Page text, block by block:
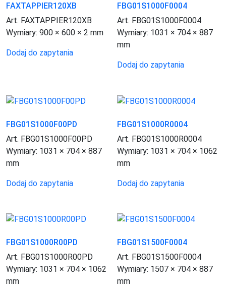
FAXTAPPIER120XB
Art. FAXTAPPIER120XB
Wymiary: 900 × 600 × 2 mm
Dodaj do zapytania
FBG01S1000F0004
Art. FBG01S1000F0004
Wymiary: 1031 × 704 × 887
mm
Dodaj do zapytania
FBG01S1000F00PD
Art. FBG01S1000F00PD
Wymiary: 1031 × 704 × 887
mm
Dodaj do zapytania
FBG01S1000R0004
Art. FBG01S1000R0004
Wymiary: 1031 × 704 × 1062
mm
Dodaj do zapytania
FBG01S1000R00PD
Art. FBG01S1000R00PD
Wymiary: 1031 × 704 × 1062
mm
FBG01S1500F0004
Art. FBG01S1500F0004
Wymiary: 1507 × 704 × 887
mm